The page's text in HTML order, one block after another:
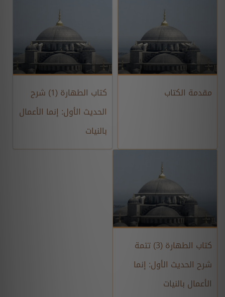
مقدمة الكتاب
كتاب الطهارة (1) شرح
الحديث الأول: إنما الأعمال
بالنيات
كتاب الطهارة (3) تتمة
شرح الحديث الأول: إنما
الأعمال بالنيات